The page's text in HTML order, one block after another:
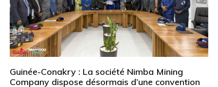
Guinée-Conakry : La société Nimba Mining
Company dispose désormais d’une convention